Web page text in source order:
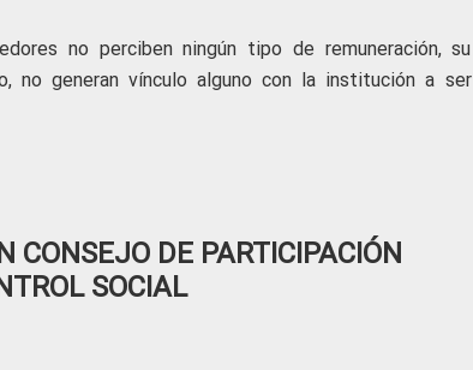
no perciben ningún tipo de remuneración, su
no generan vínculo alguno con la institución a ser
CONSEJO DE PARTICIPACIÓN
SOCIAL